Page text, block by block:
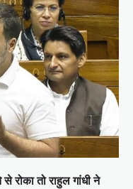
रोका तो राहुल गांधी ने